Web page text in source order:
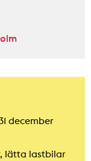
december
lätta lastbilar